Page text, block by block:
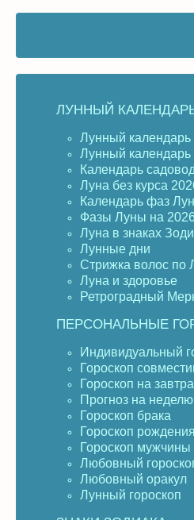
ЛУННЫЙ
Лунный календарь
Лунный календарь
Календарь
Луна без курса
Календарь фаз
Фазы Луны на
Луна в знаках
Лунные дни
Стрижка волос по
Луна и здоровье
Ретроградный
ПЕРСОНАЛЬНЫЕ
Индивидуальный
Гороскоп
Гороскоп на завтра
Прогноз на неделю
Гороскоп брака
Гороскоп
Гороскоп мужчины
Любовный
Любовный оракул
Лунный гороскоп